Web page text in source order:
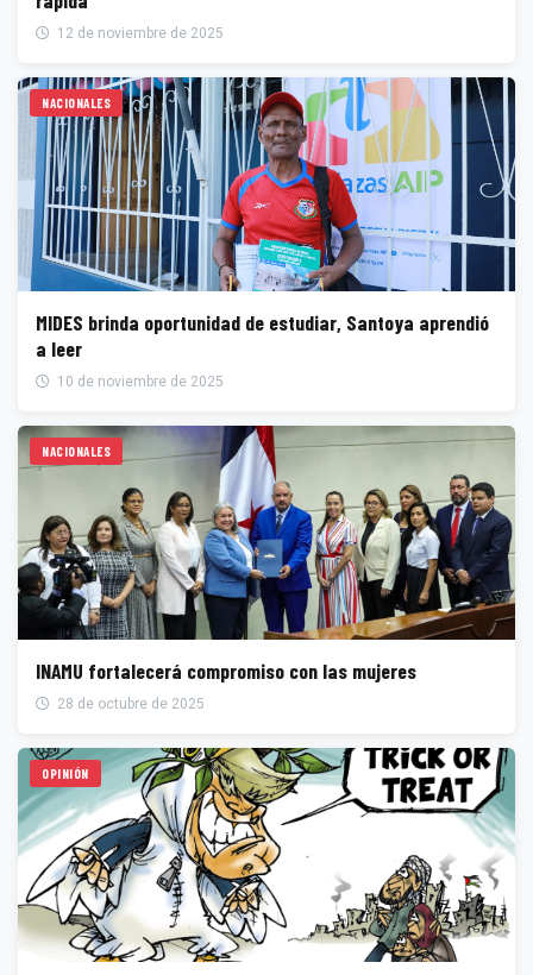
12 de noviembre de 2025
NACIONALES
MIDES brinda oportunidad de estudiar, Santoya aprendió
a leer
10 de noviembre de 2025
NACIONALES
INAMU fortalecerá compromiso con las mujeres
28 de octubre de 2025
OPINIÓN